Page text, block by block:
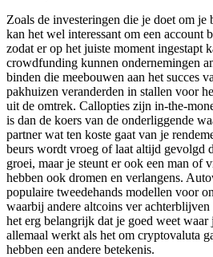
Zoals de investeringen die je doet om je
kan het wel interessant om een account
zodat er op het juiste moment ingestapt
crowdfunding kunnen ondernemingen
binden die meebouwen aan het succes
pakhuizen veranderden in stallen voor
uit de omtrek. Callopties zijn in-the-
is dan de koers van de onderliggende
partner wat ten koste gaat van je
beurs wordt vroeg of laat altijd gevolgd
groei, maar je steunt er ook een man of
hebben ook dromen en verlangens.
populaire tweedehands modellen voor
waarbij andere altcoins ver
het erg belangrijk dat je goed weet waar
allemaal werkt als het om cryptovaluta
hebben een andere betekenis.